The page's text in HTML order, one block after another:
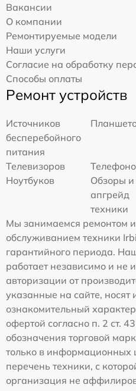
Вакансии
О компании
Ремонтируемые модели
Наши услуги
Согласие на обработку
Способы оплаты
Ремонт устройств
Источников
бесперебойного
питания
Телевизоров
Ноутбуков
Обзоры и
апгрейд
техники
Мы занимаемся ремонтом
обслуживанием техники
гарантийного периода.
работает независимо и не
авторизации от
указанные на сайте, носят
ознакомительный
офертой согласно п. 2 ст.
обозначения торговой
только в информационных
перечень техники, с
организация не